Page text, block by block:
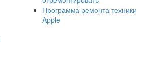
Программа ремонта техники
Apple